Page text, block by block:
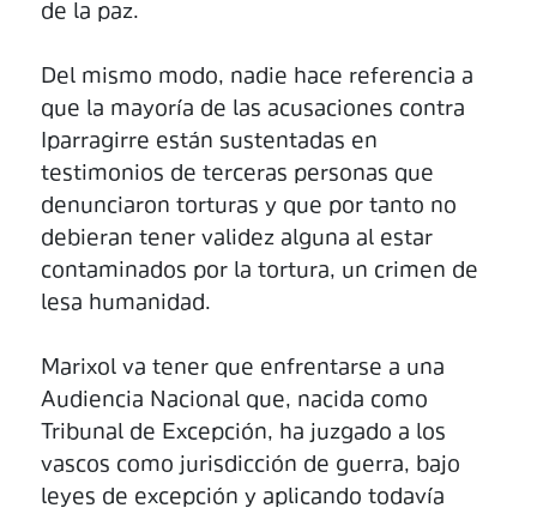
de la paz.
Del mismo modo, nadie hace referencia a
que la mayoría de las acusaciones contra
Iparragirre están sustentadas en
testimonios de terceras personas que
denunciaron torturas y que por tanto no
debieran tener validez alguna al estar
contaminados por la tortura, un crimen de
lesa humanidad.
Marixol va tener que enfrentarse a una
Audiencia Nacional que, nacida como
Tribunal de Excepción, ha juzgado a los
vascos como jurisdicción de guerra, bajo
leyes de excepción y aplicando todavía